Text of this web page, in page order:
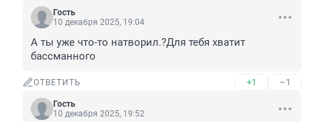
Гость
10 декабря 2025, 19:04
А ты уже что-то натворил.?Для тебя хватит
бассманного
ОТВЕТИТЬ +1 –1
Гость
10 декабря 2025, 19:52